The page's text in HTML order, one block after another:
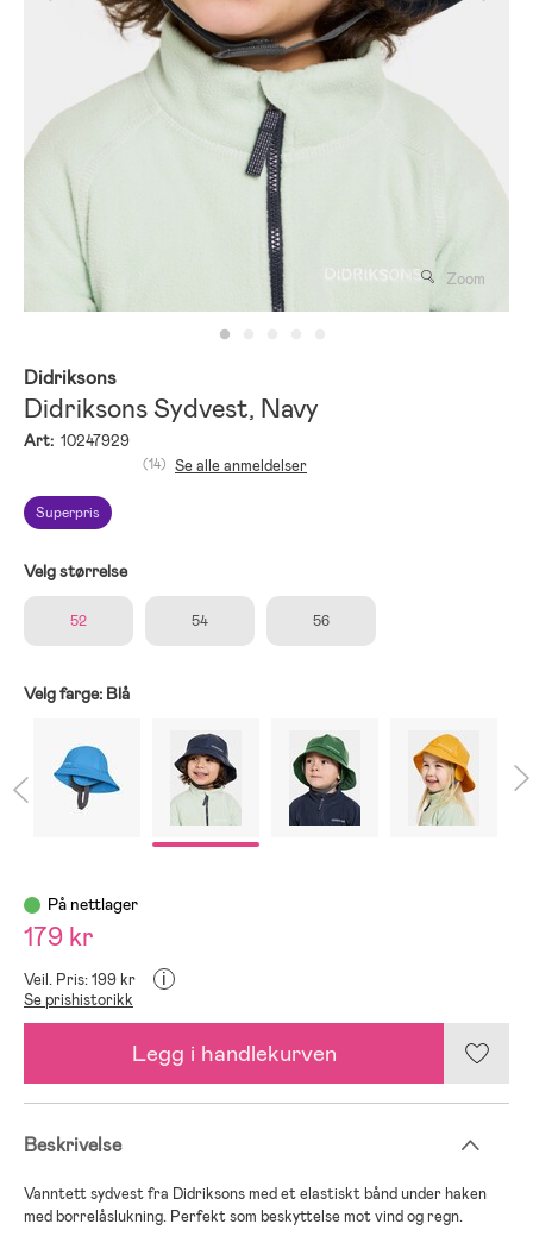
Zoom
Didriksons
Didriksons Sydvest, Navy
Art: 10247929
Superpris
(14) Se alle anmeldelser
Velg størrelse
52 54 56
Velg farge: Blå
På nettlager
179 kr
Veil. Pris: 199 kr i
Se prishistorikk
Legg i handlekurven
Beskrivelse
Vanntett sydvest fra Didriksons med et elastiskt bånd under haken
med borrelåslukning. Perfekt som beskyttelse mot vind og regn.